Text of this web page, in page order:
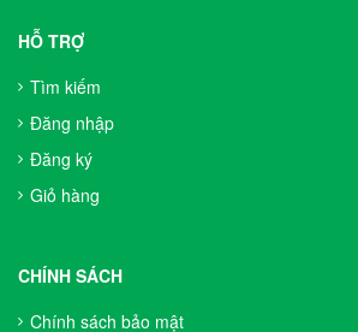
HỖ TRỢ
Tìm kiếm
Đăng nhập
Đăng ký
Giỏ hàng
CHÍNH SÁCH
Chính sách bảo mật